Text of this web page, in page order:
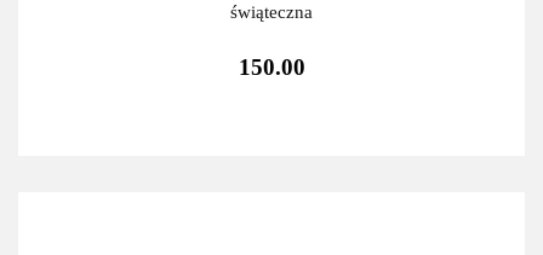
świąteczna
150.00